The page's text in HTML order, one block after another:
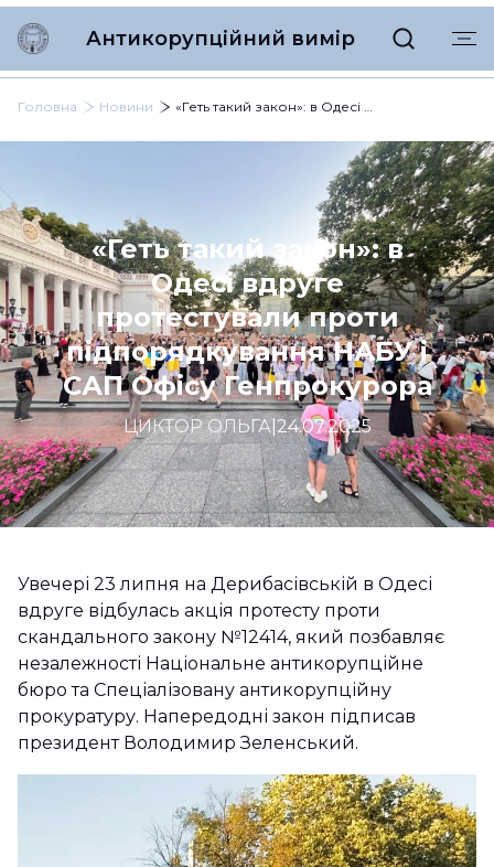
Антикорупційний вимір
Головна Новини «Геть такий закон»: в Одесі вдруге протестували проти підпорядкування НАБУ і САП Офісу Генпрокурора
«Геть такий закон»: в
Одесі вдруге
протестували проти
підпорядкування НАБУ і
САП Офісу Генпрокурора
ЦИКТОР ОЛЬГА| 24.07.2025
Увечері 23 липня на Дерибасівській в Одесі
вдруге відбулась акція протесту проти
скандального закону №12414, який позбавляє
незалежності Національне антикорупційне
бюро та Спеціалізовану антикорупційну
прокуратуру. Напередодні закон підписав
президент Володимир Зеленський.